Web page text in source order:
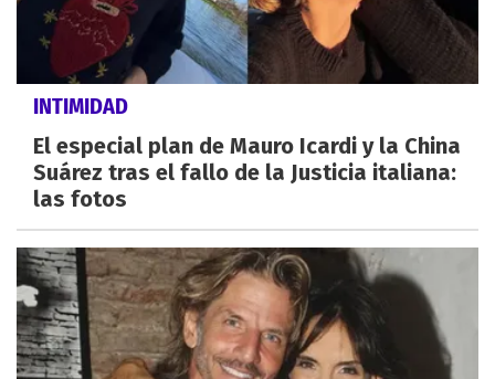
INTIMIDAD
El especial plan de Mauro Icardi y la China
Suárez tras el fallo de la Justicia italiana:
las fotos